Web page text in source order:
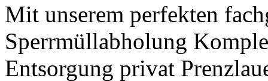
Mit unserem perfekten
Sperrmüllabholung
Entsorgung privat